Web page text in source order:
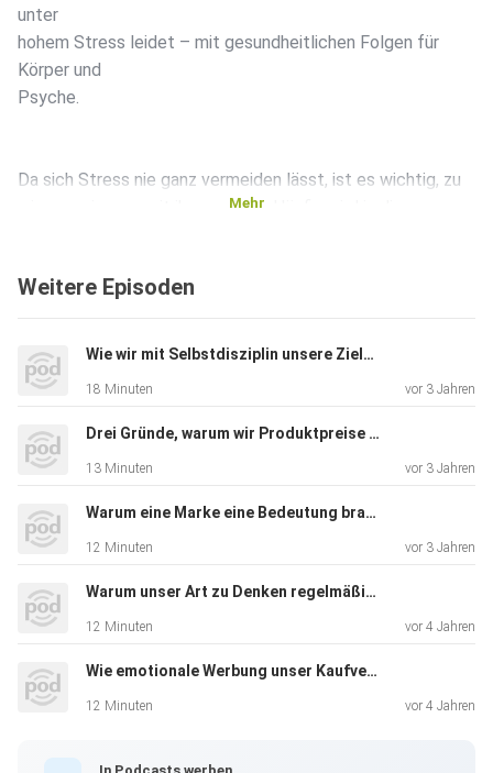
unter
hohem Stress leidet – mit gesundheitlichen Folgen für
Körper und
Psyche.
Da sich Stress nie ganz vermeiden lässt, ist es wichtig, zu
wissen, wie man mit ihm umgeht. Häufig wird in diesem
darunter genau? Was zeichnet resiliente Menschen aus?
wir unsere eigene Resilienz verbessern? Darum geht es in
dieser
Folge von Wirtschaftsgefühle.
Quellen
Transformation des Unternehmens. Berlin, Heidelberg:
Springer
Gilan, D., Helmreich, I. & Hahad, O. (2021) Resilienz – Die
Mehr
Weitere Episoden
Wie wir mit Selbstdisziplin unsere Ziele erreichen
18 Minuten vor 3 Jahren
Drei Gründe, warum wir Produktpreise oft falsch einschätzen
13 Minuten vor 3 Jahren
Warum eine Marke eine Bedeutung braucht – und wie sie sie bekommt
12 Minuten vor 3 Jahren
Warum unser Art zu Denken regelmäßig zu Denkfehlern führt
12 Minuten vor 4 Jahren
Wie emotionale Werbung unser Kaufverhalten beeinflusst
12 Minuten vor 4 Jahren